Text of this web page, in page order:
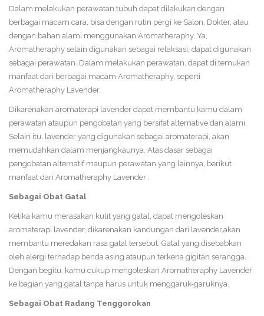
Dalam melakukan perawatan tubuh dapat dilakukan dengan
berbagai macam cara, bisa dengan rutin pergi ke Salon, Dokter, atau
dengan bahan alami menggunakan Aromatheraphy. Ya,
Aromatheraphy selain digunakan sebagai relaksasi, dapat digunakan
sebagai perawatan. Dalam melakukan perawatan, dapat di temukan
manfaat dari berbagai macam Aromatheraphy, seperti
Aromatheraphy Lavender.
Dikarenakan aromaterapi lavender dapat membantu kamu dalam
perawatan ataupun pengobatan yang bersifat alternative dan alami.
Selain itu, lavender yang digunakan sebagai aromaterapi, akan
memudahkan dalam menjangkaunya. Atas dasar sebagai
pengobatan alternatif maupun perawatan yang lainnya, berikut
manfaat dari Aromatheraphy Lavender :
Sebagai Obat Gatal
Ketika kamu merasakan kulit yang gatal, dapat mengoleskan
aromaterapi lavender, dikarenakan kandungan dari lavender,akan
membantu meredakan rasa gatal tersebut. Gatal yang disebabkan
oleh alergi terhadap benda asing ataupun terkena gigitan serangga.
Dengan begitu, kamu cukup mengoleskan Aromatheraphy Lavender
ke bagian yang gatal tanpa harus untuk menggaruk-garuknya.
Sebagai Obat Radang Tenggorokan